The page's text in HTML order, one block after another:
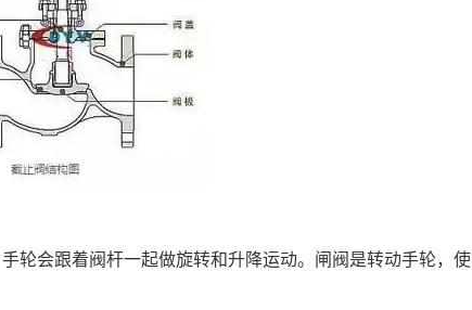
轮会跟着阀杆一起做旋转和升降运动。闸阀是转动手轮，使